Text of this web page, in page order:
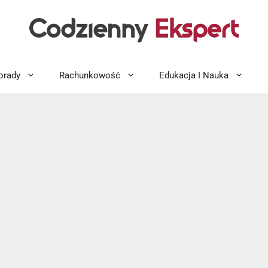
Rachunkowość Edukacja I Nauka